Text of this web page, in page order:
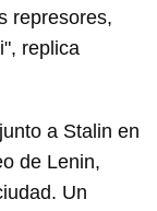
represores,
replica
a Stalin en
de Lenin,
Un